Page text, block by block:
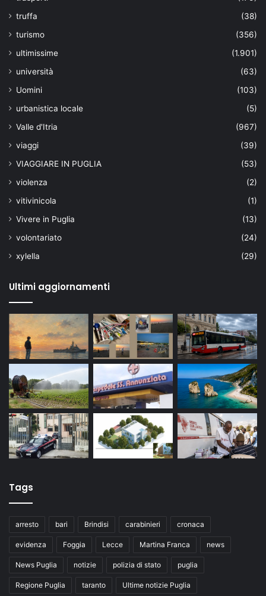
truffa
(38)
turismo
(356)
ultimissime
(1.901)
università
(63)
Uomini
(103)
urbanistica locale
(5)
Valle d'Itria
(967)
viaggi
(39)
VIAGGIARE IN PUGLIA
(53)
violenza
(2)
vitivinicola
(1)
Vivere in Puglia
(13)
volontariato
(24)
xylella
(29)
Ultimi aggiornamenti
Tags
arresto bari Brindisi carabinieri cronaca
evidenza Foggia Lecce Martina Franca news
News Puglia notizie polizia di stato puglia
Regione Puglia taranto Ultime notizie Puglia